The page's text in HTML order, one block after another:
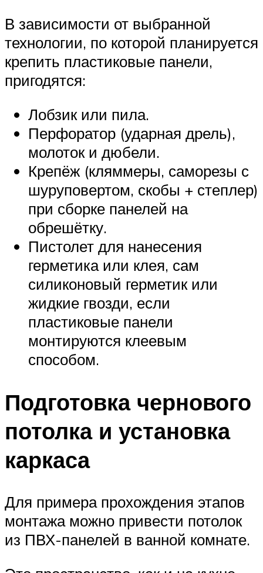
В зависимости от выбранной
технологии, по которой планируется
крепить пластиковые панели,
пригодятся:
Лобзик или пила.
Перфоратор (ударная дрель),
молоток и дюбели.
Крепёж (кляммеры, саморезы с
шуруповертом, скобы + степлер)
при сборке панелей на
обрешётку.
Пистолет для нанесения
герметика или клея, сам
силиконовый герметик или
жидкие гвозди, если
пластиковые панели
монтируются клеевым
способом.
Подготовка чернового
потолка и установка
каркаса
Для примера прохождения этапов
монтажа можно привести потолок
из ПВХ-панелей в ванной комнате.